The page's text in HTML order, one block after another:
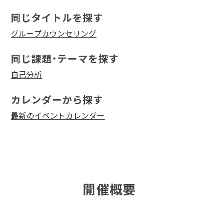
同じタイトルを探す
グループカウンセリング
同じ課題・テーマを探す
自己分析
カレンダーから探す
最新のイベントカレンダー
開催概要